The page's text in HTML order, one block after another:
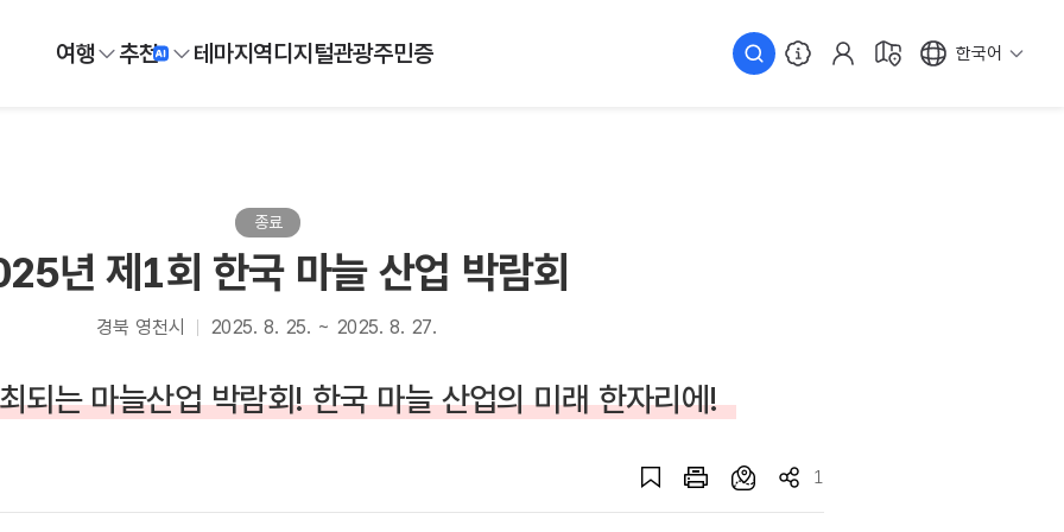
여행 추천 테마지역디지털관광주민증 한국어
종료
년 제1회 한국 마늘 산업 박람회
경북 영천시 2025. 8. 25. ~ 2025. 8. 27.
되는 마늘산업 박람회! 한국 마늘 산업의 미래 한자리에!
1